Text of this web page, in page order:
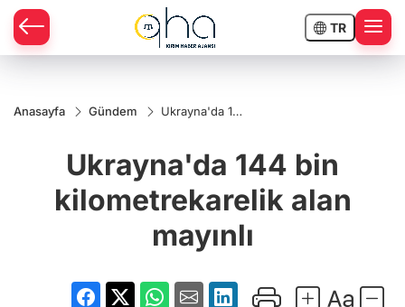
TR
Anasayfa Gündem
Ukrayna'da 144
alan mayınlı
Ukrayna'da 144 bin
kilometrekarelik alan
mayınlı